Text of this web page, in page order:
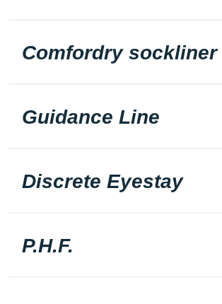
Comfordry sockliner
Guidance Line
Discrete Eyestay
P.H.F.